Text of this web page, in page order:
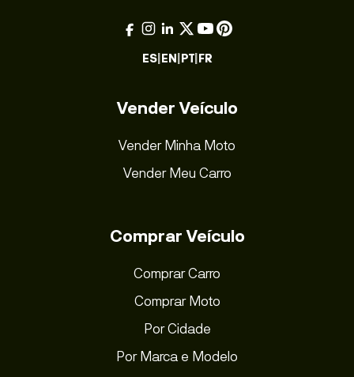
ES|EN|PT|FR
Vender Veículo
Vender Minha Moto
Vender Meu Carro
Comprar Veículo
Comprar Carro
Comprar Moto
Por Cidade
Por Marca e Modelo